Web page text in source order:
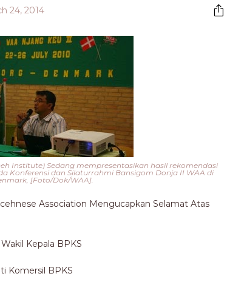
24, 2014
Institute) Sedang mempresentasikan hasil rekomendasi
Konferensi dan Silaturrahmi Bansigom Donja II WAA di
[Foto/Dok/WAA].
Association Mengucapkan Selamat Atas
Kepala BPKS
Komersil BPKS